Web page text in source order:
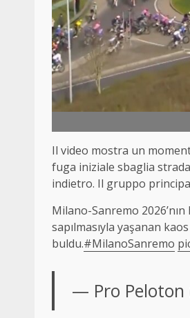
Il video mostra un
fuga iniziale sbaglia
indietro. Il gruppo
Milano-Sanremo
sapılmasıyla yaşanan
buldu.#MilanoSanremo
— Pro Peloton